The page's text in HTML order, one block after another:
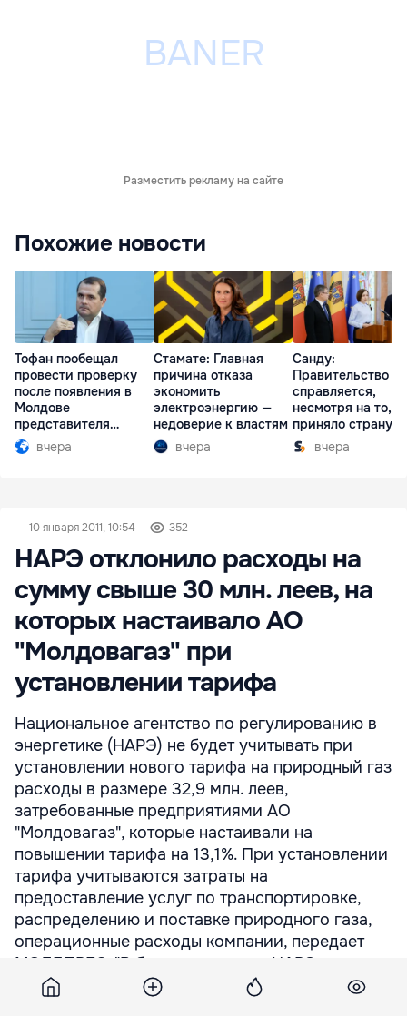
Разместить рекламу на сайте
Похожие новости
Тофан пообещал
провести проверку
после появления в
Молдове
представителя
Южной Осетии
вчера
Стамате: Главная
причина отказа
экономить
электроэнергию —
недоверие к властям
вчера
Санду:
Правительство
справляется,
несмотря на то,
приняло страну в
разгар кризиса
вчера
10 января 2011, 10:54 352
НАРЭ отклонило расходы на
сумму свыше 30 млн. леев, на
которых настаивало АО
"Молдовагаз" при
установлении тарифа
Национальное агентство по регулированию в
энергетике (НАРЭ) не будет учитывать при
установлении нового тарифа на природный газ
расходы в размере 32,9 млн. леев,
затребованные предприятиями АО
"Moлдовагаз", которые настаивали на
повышении тарифа на 13,1%. При установлении
тарифа учитываются затраты на
предоставление услуг по транспортировке,
распределению и поставке природного газа,
операционные расходы компании, передает
МОЛДПРЕС. "В базовые затраты НАРЭ
согласилось включить только обоснованные ...